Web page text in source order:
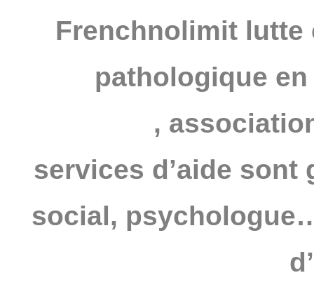
Frenchnolimit lutte
pathologique
,
services d’aide sont
social,